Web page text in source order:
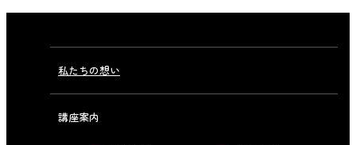
私たちの想い
講座案内